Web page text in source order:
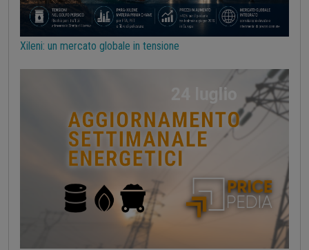
Silicio Stagno Strumenti Superciclo
Termoplastiche di base
Zinco
melamina
Xileni: un mercato globale in tensione